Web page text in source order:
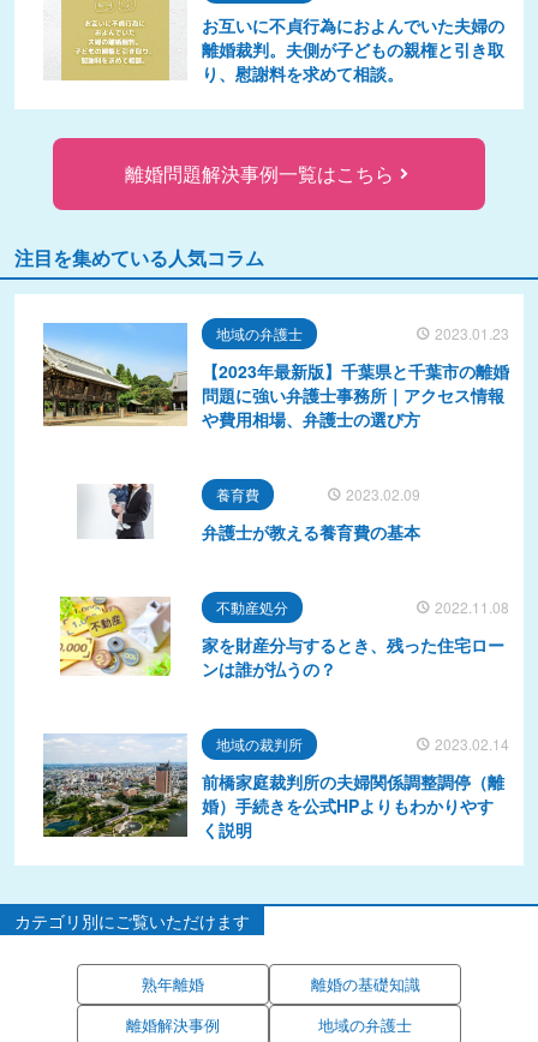
お互いに不貞行為におよんでいた夫婦の
離婚裁判。夫側が子どもの親権と引き取
り、慰謝料を求めて相談。
離婚問題解決事例一覧はこちら
注目を集めている人気コラム
地域の弁護士 2023.01.23
【2023年最新版】千葉県と千葉市の離婚
問題に強い弁護士事務所｜アクセス情報
や費用相場、弁護士の選び方
養育費 2023.02.09
弁護士が教える養育費の基本
不動産処分 2022.11.08
家を財産分与するとき、残った住宅ロー
ンは誰が払うの？
地域の裁判所 2023.02.14
前橋家庭裁判所の夫婦関係調整調停（離
婚）手続きを公式HPよりもわかりやす
く説明
カテゴリ別にご覧いただけます
熟年離婚
離婚の基礎知識
離婚解決事例
地域の弁護士